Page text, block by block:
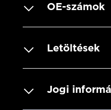
OE-számok
Letöltések
Jogi